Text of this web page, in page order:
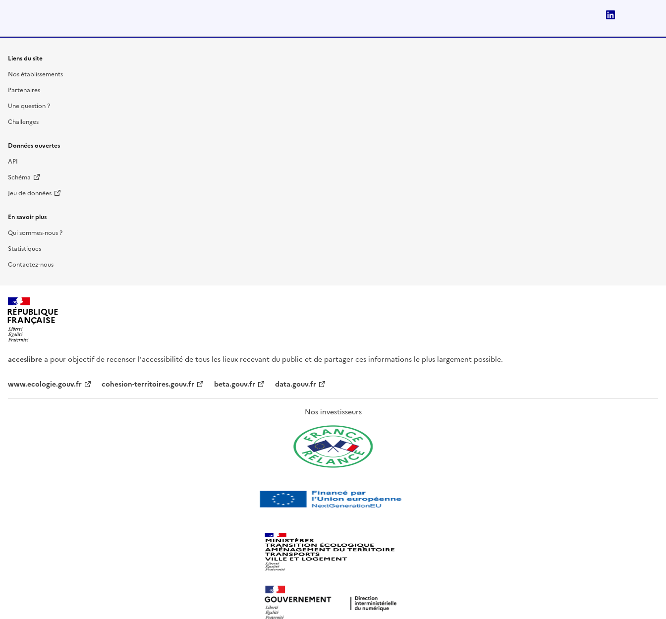
Liens du site
Nos établissements
Partenaires
Une question ?
Challenges
Données ouvertes
API
Schéma
Jeu de données
En savoir plus
Qui sommes-nous ?
Statistiques
Contactez-nous
RÉPUBLIQUE
FRANÇAISE
acceslibre a pour objectif de recenser l'accessibilité de tous les lieux recevant du public et de partager ces informations le plus largement possible.
www.ecologie.gouv.fr cohesion-territoires.gouv.fr beta.gouv.fr data.gouv.fr
Nos investisseurs